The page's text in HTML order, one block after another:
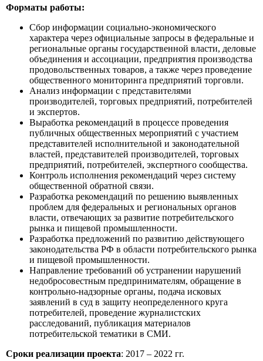
Форматы работы:
Сбор информации социально-экономического
характера через официальные запросы в федеральные и
региональные органы государственной власти, деловые
объединения и ассоциации, предприятия производства
продовольственных товаров, а также через проведение
общественного мониторинга предприятий торговли.
Анализ информации с представителями
производителей, торговых предприятий, потребителей
и экспертов.
Выработка рекомендаций в процессе проведения
публичных общественных мероприятий с участием
представителей исполнительной и законодательной
властей, представителей производителей, торговых
предприятий, потребителей, экспертного сообщества.
Контроль исполнения рекомендаций через систему
общественной обратной связи.
Разработка рекомендаций по решению выявленных
проблем для федеральных и региональных органов
власти, отвечающих за развитие потребительского
рынка и пищевой промышленности.
Разработка предложений по развитию действующего
законодательства РФ в области потребительского рынка
и пищевой промышленности.
Направление требований об устранении нарушений
недобросовестным предпринимателям, обращение в
контрольно-надзорные органы, подача исковых
заявлений в суд в защиту неопределенного круга
потребителей, проведение журналистских
расследований, публикация материалов
потребительской тематики в СМИ.
Сроки реализации проекта: 2017 – 2022 гг.